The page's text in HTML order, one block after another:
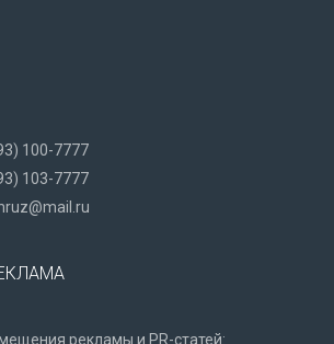
100-7777
103-7777
рекламы и PR-статей: